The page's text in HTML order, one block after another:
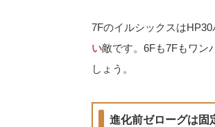
7Fのイルシックスは
い敵です。6Fも7Fもワン
しょう。
進化前ゼローグは固